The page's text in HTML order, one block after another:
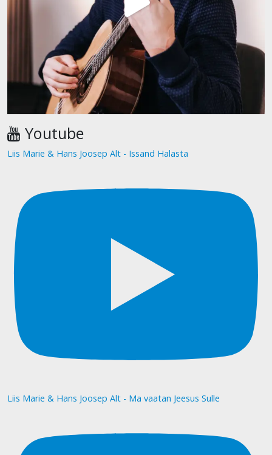
Youtube
Liis Marie & Hans Joosep Alt - Issand Halasta
Liis Marie & Hans Joosep Alt - Ma vaatan Jeesus Sulle